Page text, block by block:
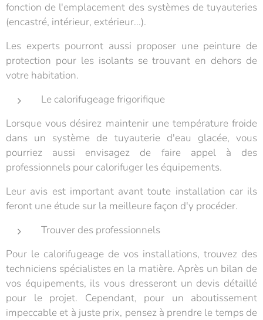
fonction de l'emplacement des systèmes de tuyauteries
(encastré, intérieur, extérieur...).
Les experts pourront aussi proposer une peinture de
protection pour les isolants se trouvant en dehors de
votre habitation.
Le calorifugeage frigorifique
Lorsque vous désirez maintenir une température froide
dans un système de tuyauterie d'eau glacée, vous
pourriez aussi envisagez de faire appel à des
professionnels pour calorifuger les équipements.
Leur avis est important avant toute installation car ils
feront une étude sur la meilleure façon d'y procéder.
Trouver des professionnels
Pour le calorifugeage de vos installations, trouvez des
techniciens spécialistes en la matière. Après un bilan de
vos équipements, ils vous dresseront un devis détaillé
pour le projet. Cependant, pour un aboutissement
impeccable et à juste prix, pensez à prendre le temps de